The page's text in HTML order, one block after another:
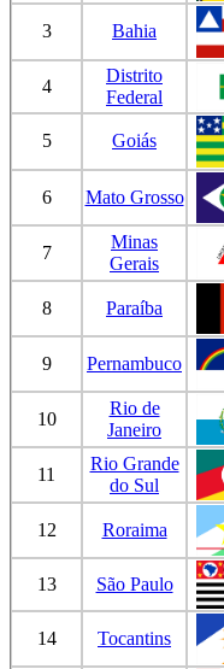
3 Bahia
4
Distrito
Federal
5 Goiás
6 Mato Grosso
7
Minas
Gerais
8 Paraíba
9 Pernambuco
10
Rio de
Janeiro
11
Rio Grande
do Sul
12 Roraima
13 São Paulo
14 Tocantins